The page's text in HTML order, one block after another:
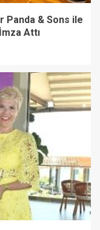
Panda & Sons ile
Attı